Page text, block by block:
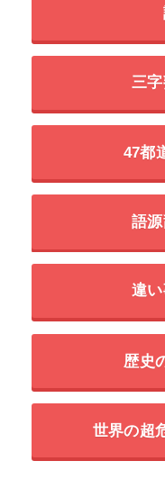
三
47都
語
違
歴史
世界の超